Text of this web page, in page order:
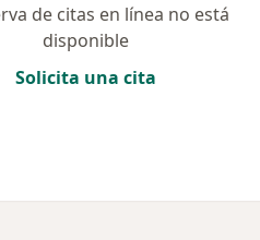
de citas en línea no está
disponible
Solicita una cita